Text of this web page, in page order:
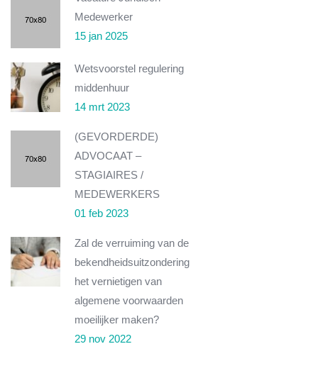
Medewerker
15 jan 2025
Wetsvoorstel regulering
middenhuur
14 mrt 2023
(GEVORDERDE)
ADVOCAAT –
STAGIAIRES /
MEDEWERKERS
01 feb 2023
Zal de verruiming van de
bekendheidsuitzondering
het vernietigen van
algemene voorwaarden
moeilijker maken?
29 nov 2022